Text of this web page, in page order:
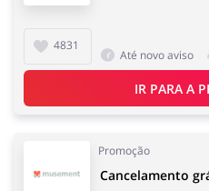
4831
Até novo aviso
IR PARA A
Promoção
Cancelamento